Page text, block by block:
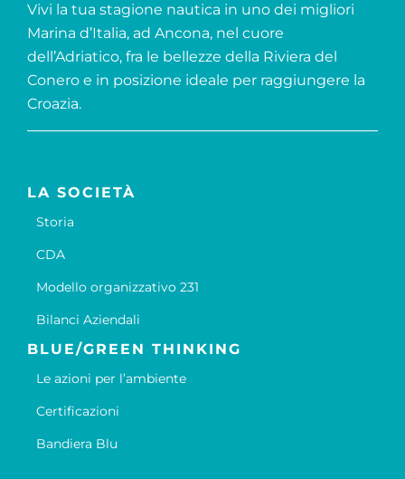
Vivi la tua stagione nautica in uno dei migliori
Marina d’Italia, ad Ancona, nel cuore
dell’Adriatico, fra le bellezze della Riviera del
Conero e in posizione ideale per raggiungere la
Croazia.
LA SOCIETÀ
Storia
CDA
Modello organizzativo 231
Bilanci Aziendali
BLUE/GREEN THINKING
Le azioni per l’ambiente
Certificazioni
Bandiera Blu